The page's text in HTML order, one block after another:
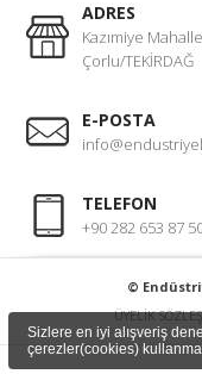
ADRES
Kazımiye
Çorlu/TEKİRDAĞ
E-POSTA
TELEFON
+90 282 653 87
©
ÜYELİK
Sizlere en iyi alışveriş
çerezler(cookies)